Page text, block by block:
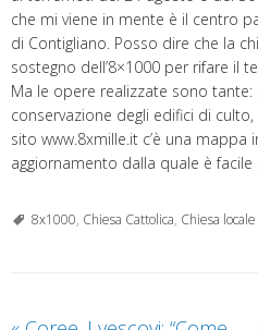
che mi viene in mente è il centro
di Contigliano. Posso dire che la
sostegno dell’8×1000 per rifare il
Ma le opere realizzate sono
conservazione degli edifici di
sito www.8xmille.it c’è una
aggiornamento dalla quale è facile
8x1000, Chiesa Cattolica, Chiesa locale